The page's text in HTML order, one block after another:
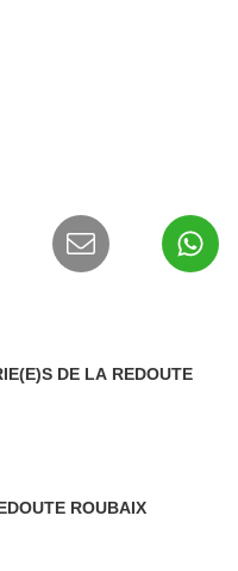
DE LA REDOUTE
ROUBAIX